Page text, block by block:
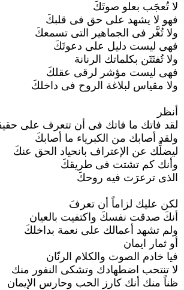
لا تُعجَب بعلو صوتَكَ
فهو لا يشهد على حق فى قلبكَ
ولا تُغَّر فى الجماهير التى تسمعكَ
فهى ليست دليل على دعوتَكَ
ولا تُفتَتَن بكلماتك الرنانة
فهى ليست مؤشر لرقى عقلكَ
ولا مقياس لبلاغة الروح فى داخلكَ
أنظر
لقد فاتك ما فاتك فى أن تتعرف على
ولقد أصابك من الكبرياء ما أصابكَ
ليضلِّك عن الإعتراف بانحياد الحق عنكَ
وأنك كم تشتت فى طريقكَ
الذى ترعرَت فيه روحكَ
لكن عليك لزاماً أن تعرفَ
أنكَ صدقت نفسكَ واكتفيت بالعيان
ولم تشهد أعمالك على نعمة بداخلكَ
أو ثمار ايمان
فيا خادم الصوت والكلام الرنّان
لا تنتحب اضطهادك وتشكى النفور منك
ظناً منك أنك كارز الحب وحارس الإيمان